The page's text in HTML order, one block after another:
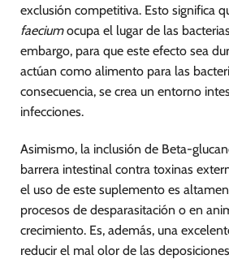
exclusión competitiva. Esto significa
faeciumocupa el lugar de las
embargo, para que este efecto sea
actúan como alimento para las
consecuencia, se crea un entorno
infecciones.
Asimismo, la inclusión de Beta-
barrera intestinal contra toxinas
el uso de este suplemento es
procesos de desparasitación o en
crecimiento. Es, además, una
reducir el mal olor de las